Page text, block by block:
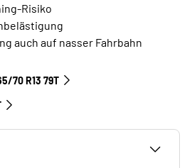
Risiko
auch auf nasser Fahrbahn
70 R13 79T